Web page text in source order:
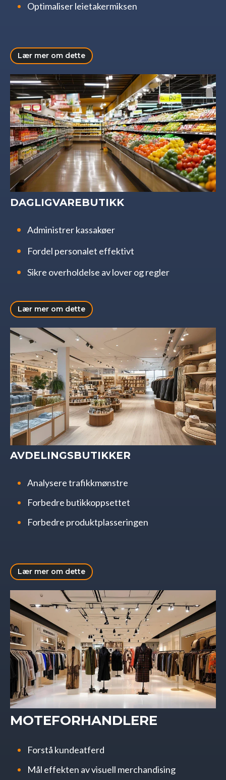
Optimaliser leietakermiksen
Lær mer om dette
DAGLIGVAREBUTIKK
Administrer kassakøer
Fordel personalet effektivt
Sikre overholdelse av lover og regler
Lær mer om dette
AVDELINGSBUTIKKER
Analysere trafikkmønstre
Forbedre butikkoppsettet
Forbedre produktplasseringen
Lær mer om dette
MOTEFORHANDLERE
Forstå kundeatferd
Mål effekten av visuell merchandising